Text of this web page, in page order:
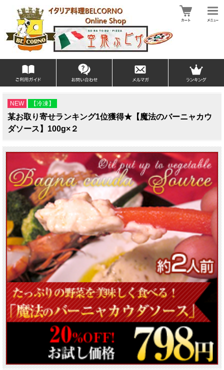
NEW 【冷凍】
某お取り寄せランキング1位獲得★【魔法のバーニャカウ
ダソース】100g×２